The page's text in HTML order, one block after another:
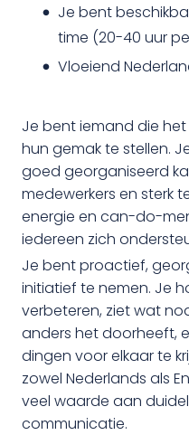
Je bent
time (20-40 uur
Vloeiend
Je bent iemand die
hun gemak te stellen.
goed georganiseerd
medewerkers en sterk
energie en can-do-
iedereen zich
Je bent proactief,
initiatief te nemen. Je
verbeteren, ziet wat
anders het doorheeft,
dingen voor elkaar te
zowel Nederlands als
veel waarde aan
communicatie.